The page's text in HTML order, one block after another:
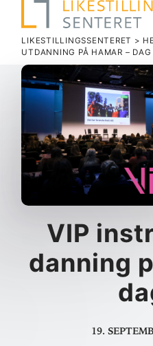
LIKESTILLINGSSENTERET >
UT­DANNING PÅ HAMAR – DAG
VIP
danning
19.